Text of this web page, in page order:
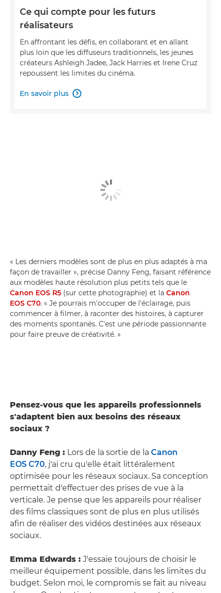
Ce qui compte pour les futurs
réalisateurs
En affrontant les défis, en collaborant et en allant
plus loin que les diffuseurs traditionnels, les jeunes
créateurs Ashleigh Jadee, Jack Harries et Irene Cruz
repoussent les limites du cinéma.
En savoir plus 
« Les derniers modèles sont de plus en plus adaptés à ma
façon de travailler », précise Danny Feng, faisant référence
aux modèles haute résolution plus petits tels que le
Canon EOS R5 (sur cette photographie) et la Canon
EOS C70. « Je pourrais m'occuper de l'éclairage, puis
commencer à filmer, à raconter des histoires, à capturer
des moments spontanés. C'est une période passionnante
pour faire preuve de créativité. »
Pensez-vous que les appareils professionnels
s'adaptent bien aux besoins des réseaux
sociaux ?
Danny Feng : Lors de la sortie de la Canon
EOS C70, j'ai cru qu'elle était littéralement
optimisée pour les réseaux sociaux. Sa conception
permettait d'effectuer des prises de vue à la
verticale. Je pense que les appareils pour réaliser
des films classiques sont de plus en plus utilisés
afin de réaliser des vidéos destinées aux réseaux
sociaux.
Emma Edwards : J'essaie toujours de choisir le
meilleur équipement possible, dans les limites du
budget. Selon moi, le compromis se fait au niveau